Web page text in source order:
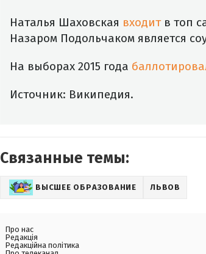
Наталья Шаховская входитв топ
Назаром Подольчаком является
На выборах 2015 года
Источник: Википедия.
Связанные темы:
ВЫСШЕЕ ОБРАЗОВАНИЕ ЛЬВОВ
Про нас
Редакція
Редакційна політика